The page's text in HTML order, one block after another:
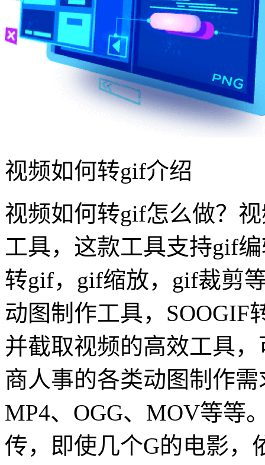
视频如何转gif介绍
视频如何转gif怎么做？
工具，这款工具支持gif
转gif，gif缩放，gif裁剪
动图制作工具，SOOGIF
并截取视频的高效工具
商人事的各类动图制作
MP4、OGG、MOV等等
传，即使几个G的电影，